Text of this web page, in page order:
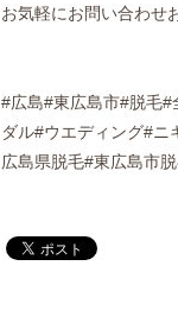
お気軽にお問い合わせ
#広島#東広島市#脱毛#
ダル#ウエディング#
広島県脱毛#東広島市